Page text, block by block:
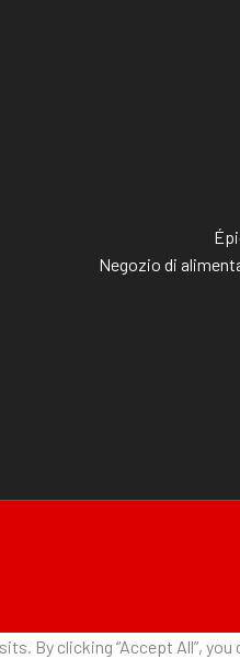
Negozio di
By clicking “Accept All”,